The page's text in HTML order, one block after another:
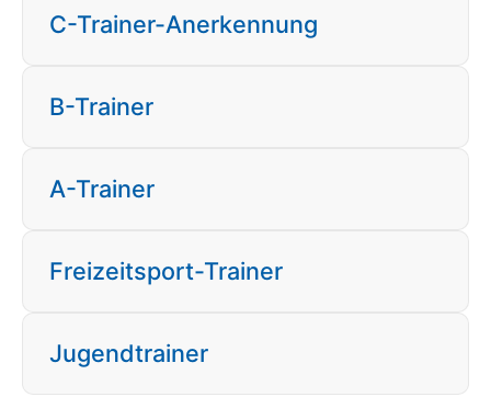
C-Trainer-Anerkennung
B-Trainer
A-Trainer
Freizeitsport-Trainer
Jugendtrainer